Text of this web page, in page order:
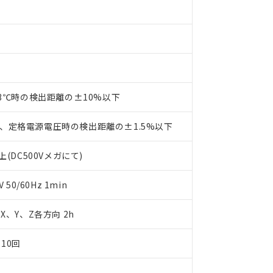
時の検出距離の±10%以下
定格電源電圧時の検出距離の±1.5%以下
(DC500Vメガにて)
50/60Hz 1min
、Y、Z各方向 2h
回
器販売店や当社販売拠点は「販売ネットワーク
標準価格結果を当社の事前の承諾なく第三者に漏洩または開示しな
（部品リスト作成サービス）をご利用いただくには、I-Webメンバ
・サービスに関するお客様との取引・商談に必要な範囲で利用する
用者とは、"個人情報の共同利用に関して"
ます。
監視および制御機器に対する適用除外項目は除く。
質については閾値を超える意図的な使用がないことを確認しています。
況などにより、予定月が前後することがあります。
ウンロード
ダウンロードすることができます。
質）の非含有証明書
書（当社基準）
点で非含有を証明するもので、過去に遡って非含有を証明するも
フタル酸エステル類４物質の対応では、対応完了までの期間は出
欄に対応日を記載しておりました。
銀) : 1000ppm、 Cd(カドミウム) : 100ppm、
、 PBBs(ポリ臭化ビフェニル類) : 1000ppm、 PBDEs(ポリ臭化ジフェニルエーテ
、 DIBP(フタル酸ジイソブチル) : 1000ppm、 BBP(フタル酸ブチルベンジル) :
ルヘキシル)) : 1000ppm
限
物質）のすべてが基準値以下であることを示します。
況下において有害物質が外部に漏えいし、環境に深刻な影響を及
当社販売部門へお問い合わせください。
を破棄する場合は、完全に破砕するなど、違法に輸出されないよう
売先および販売に係わる関係者が違法に輸出するおそれがある場合
合意する
新の在庫状況については、お客様のお取引先、またはお客様担当
・当社販売員にご確認ください)
種、また在庫状況の情報を公開していない機種